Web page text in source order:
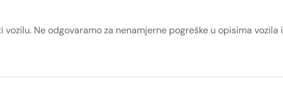
Ne odgovaramo za nenamjerne pogreške u opisima vozila i